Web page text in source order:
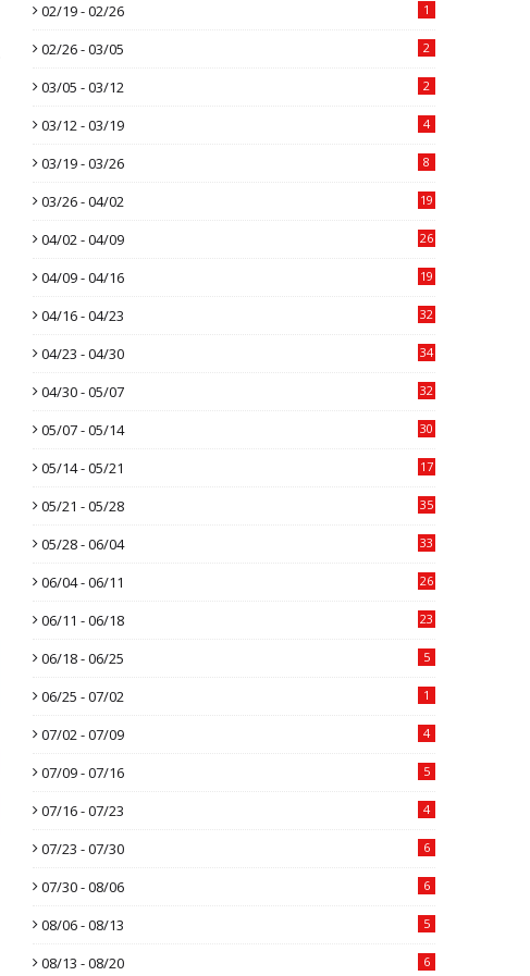
02/19 - 02/26 1
02/26 - 03/05 2
03/05 - 03/12 2
03/12 - 03/19 4
03/19 - 03/26 8
03/26 - 04/02 19
04/02 - 04/09 26
04/09 - 04/16 19
04/16 - 04/23 32
04/23 - 04/30 34
04/30 - 05/07 32
05/07 - 05/14 30
05/14 - 05/21 17
05/21 - 05/28 35
05/28 - 06/04 33
06/04 - 06/11 26
06/11 - 06/18 23
06/18 - 06/25 5
06/25 - 07/02 1
07/02 - 07/09 4
07/09 - 07/16 5
07/16 - 07/23 4
07/23 - 07/30 6
07/30 - 08/06 6
08/06 - 08/13 5
08/13 - 08/20 6